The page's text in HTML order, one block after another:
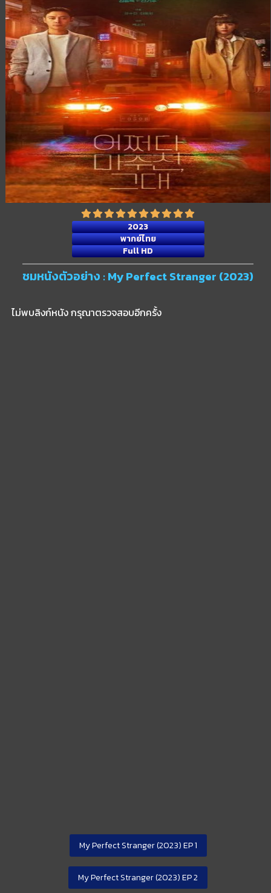
2023
พากย์ไทย
Full HD
ชมหนังตัวอย่าง : My Perfect Stranger (2023)
ไม่พบลิงก์หนัง กรุณาตรวจสอบอีกครั้ง
My Perfect Stranger (2023) EP 1
My Perfect Stranger (2023) EP 2